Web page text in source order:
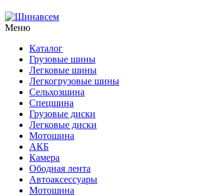
Меню
Каталог
Грузовые шины
Легковые шины
Легкогрузовые шины
Сельхозшина
Спецшина
Грузовые диски
Легковые диски
Мотошина
АКБ
Камера
Ободная лента
Автоаксессуары
Мотошина